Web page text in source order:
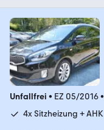
Unfallfrei • EZ 05/2016•
4x Sitzheizung + AHK